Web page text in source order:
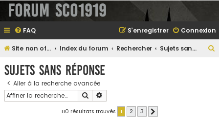
Forum SCO1919
FAQ Connexion
S’enregistrer
Site non officiel sur le SCO d'Angers Index du forum Rechercher Sujets sans réponse
Sujets sans réponse
Aller à la recherche avancée
Rechercher
110 résultats trouvés 1 2 3